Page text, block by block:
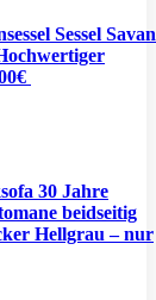
Sessel
30 Jahre
beidseitig
Hellgrau – nur